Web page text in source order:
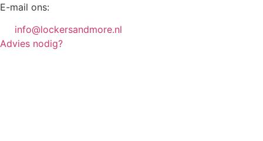
E-mail ons:
info@lockersandmore.nl
Advies nodig?